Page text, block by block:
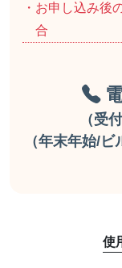
・お申し込み後
合
（受
（年末年始/
使